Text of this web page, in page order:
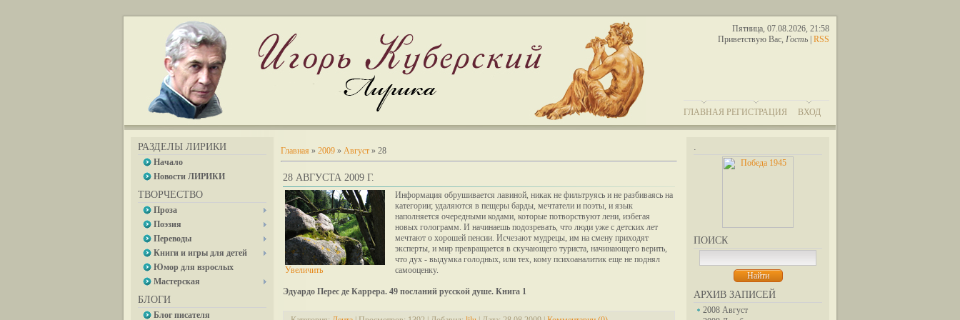
Пятница, 07.08.2026, 21:58
Приветствую Вас, Гость RSS
ГЛАВНАЯ РЕГИСТРАЦИЯ ВХОД
РАЗДЕЛЫ ЛИРИКИ
Начало
Новости ЛИРИКИ
ТВОРЧЕСТВО
Проза
Поэзия
Переводы
Книги и игры для детей
Юмор для взрослых
Мастерская
БЛОГИ
Блог писателя
.
ПОИСК
АРХИВ ЗАПИСЕЙ
2008 Август
Главная » 2009 » Август » 28
28 АВГУСТА 2009 Г.
Увеличить
Информация обрушивается лавиной, никак не фильтруясь и не разбиваясь на
категории; удаляются в пещеры барды, мечтатели и поэты, и язык
наполняется очередными кодами, которые потворствуют лени, избегая
новых голограмм. И начинаешь подозревать, что люди уже с детских лет
мечтают о хорошей пенсии. Исчезают мудрецы, им на смену приходят
эксперты, и мир превращается в скучающего туриста, начинающего верить,
что дух - выдумка голодных, или тех, кому психоаналитик еще не поднял
самооценку.
Эдуардо Перес де Каррера. 49 посланий русской душе. Книга 1